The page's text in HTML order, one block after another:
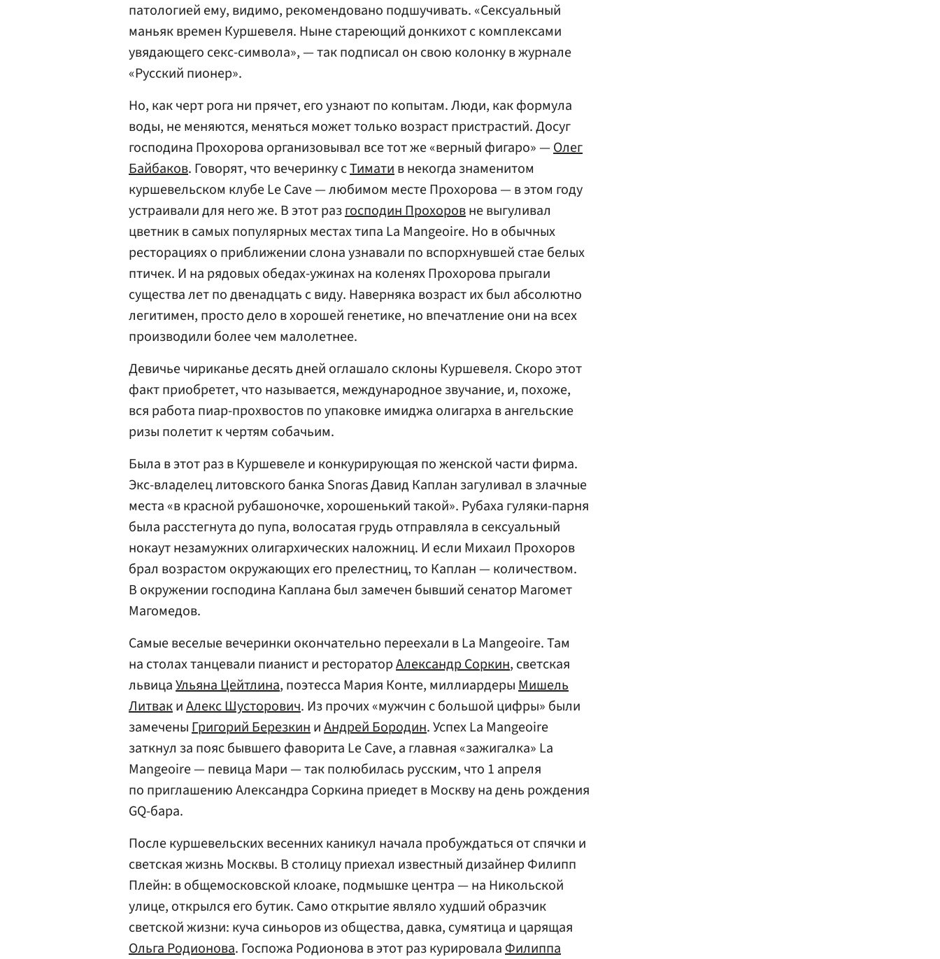
патологией ему, видимо, рекомендовано подшучивать. «Сексуальный
маньяк времен Куршевеля. Ныне стареющий донкихот с комплексами
увядающего секс-символа», — так подписал он свою колонку в журнале
«Русский пионер».
Но, как черт рога ни прячет, его узнают по копытам. Люди, как формула
воды, не меняются, меняться может только возраст пристрастий. Досуг
господина Прохорова организовывал все тот же «верный фигаро» —Олег
Байбаков. Говорят, что вечеринку сТиматив некогда знаменитом
куршевельском клубе Le Cave — любимом месте Прохорова — в этом году
устраивали для него же. В этот разгосподин Прохоровне выгуливал
цветник в самых популярных местах типа La Mangeoire. Но в обычных
ресторациях о приближении слона узнавали по вcпорхнувшей стае белых
птичек. И на рядовых обедах-ужинах на коленях Прохорова прыгали
существа лет по двенадцать с виду. Наверняка возраст их был абсолютно
легитимен, просто дело в хорошей генетике, но впечатление они на всех
производили более чем малолетнее.
Девичье чириканье десять дней оглашало склоны Куршевеля. Скоро этот
факт приобретет, что называется, международное звучание, и, похоже,
вся работа пиар-прохвостов по упаковке имиджа олигарха в ангельские
ризы полетит к чертям собачьим.
Была в этот раз в Куршевеле и конкурирующая по женской части фирма.
Экс-владелец литовского банка Snoras Давид Каплан загуливал в злачные
места «в красной рубашоночке, хорошенький такой». Рубаха гуляки-парня
была расстегнута до пупа, волосатая грудь отправляла в сексуальный
нокаут незамужних олигархических наложниц. И если Михаил Прохоров
брал возрастом окружающих его прелестниц, то Каплан — количеством.
В окружении господина Каплана был замечен бывший сенатор Магомет
Магомедов.
Самые веселые вечеринки окончательно переехали в La Mangeoire. Там
на столах танцевали пианист и рестораторАлександр Соркин, светская
львицаУльяна Цейтлина, поэтесса Мария Конте, миллиардерыМишель
ЛитвакиАлекс Шусторович. Из прочих «мужчин с большой цифры» были
замеченыГригорий БерезкиниАндрей Бородин. Успех La Mangeoire
заткнул за пояс бывшего фаворита Le Cave, а главная «зажигалка» La
Mangeoire — певица Мари — так полюбилась русским, что 1 апреля
по приглашению Александра Соркина приедет в Москву на день рождения
GQ-бара.
После куршевельских весенних каникул начала пробуждаться от спячки и
светская жизнь Москвы. В столицу приехал известный дизайнер Филипп
Плейн: в общемосковской клоаке, подмышке центра — на Никольской
улице, открылся его бутик. Само открытие являло худший образчик
светской жизни: куча синьоров из общества, давка, сумятица и царящая
Ольга Родионова. Госпожа Родионова в этот раз курировалаФилиппа